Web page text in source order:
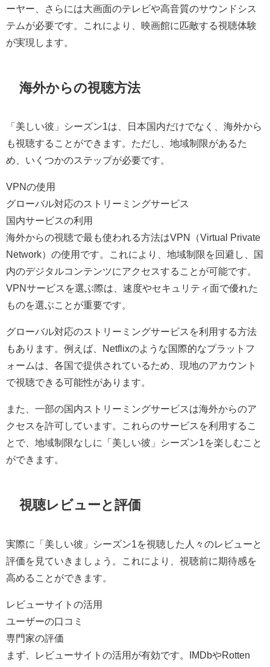
ーヤー、さらには大画面のテレビや高音質のサウンドシス
テムが必要です。これにより、映画館に匹敵する視聴体験
が実現します。
海外からの視聴方法
「美しい彼」シーズン1は、日本国内だけでなく、海外から
も視聴することができます。ただし、地域制限があるた
め、いくつかのステップが必要です。
VPNの使用
グローバル対応のストリーミングサービス
国内サービスの利用
海外からの視聴で最も使われる方法はVPN（Virtual Private
Network）の使用です。これにより、地域制限を回避し、国
内のデジタルコンテンツにアクセスすることが可能です。
VPNサービスを選ぶ際は、速度やセキュリティ面で優れた
ものを選ぶことが重要です。
グローバル対応のストリーミングサービスを利用する方法
もあります。例えば、Netflixのような国際的なプラットフ
ォームは、各国で提供されているため、現地のアカウント
で視聴できる可能性があります。
また、一部の国内ストリーミングサービスは海外からのア
クセスを許可しています。これらのサービスを利用するこ
とで、地域制限なしに「美しい彼」シーズン1を楽しむこと
ができます。
視聴レビューと評価
実際に「美しい彼」シーズン1を視聴した人々のレビューと
評価を見ていきましょう。これにより、視聴前に期待感を
高めることができます。
レビューサイトの活用
ユーザーの口コミ
専門家の評価
まず、レビューサイトの活用が有効です。IMDbやRotten